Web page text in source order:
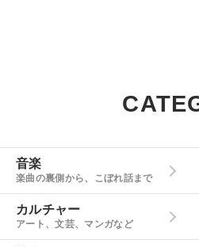
音楽
楽曲の裏側から、こぼれ話まで
カルチャー
アート、文芸、マンガなど